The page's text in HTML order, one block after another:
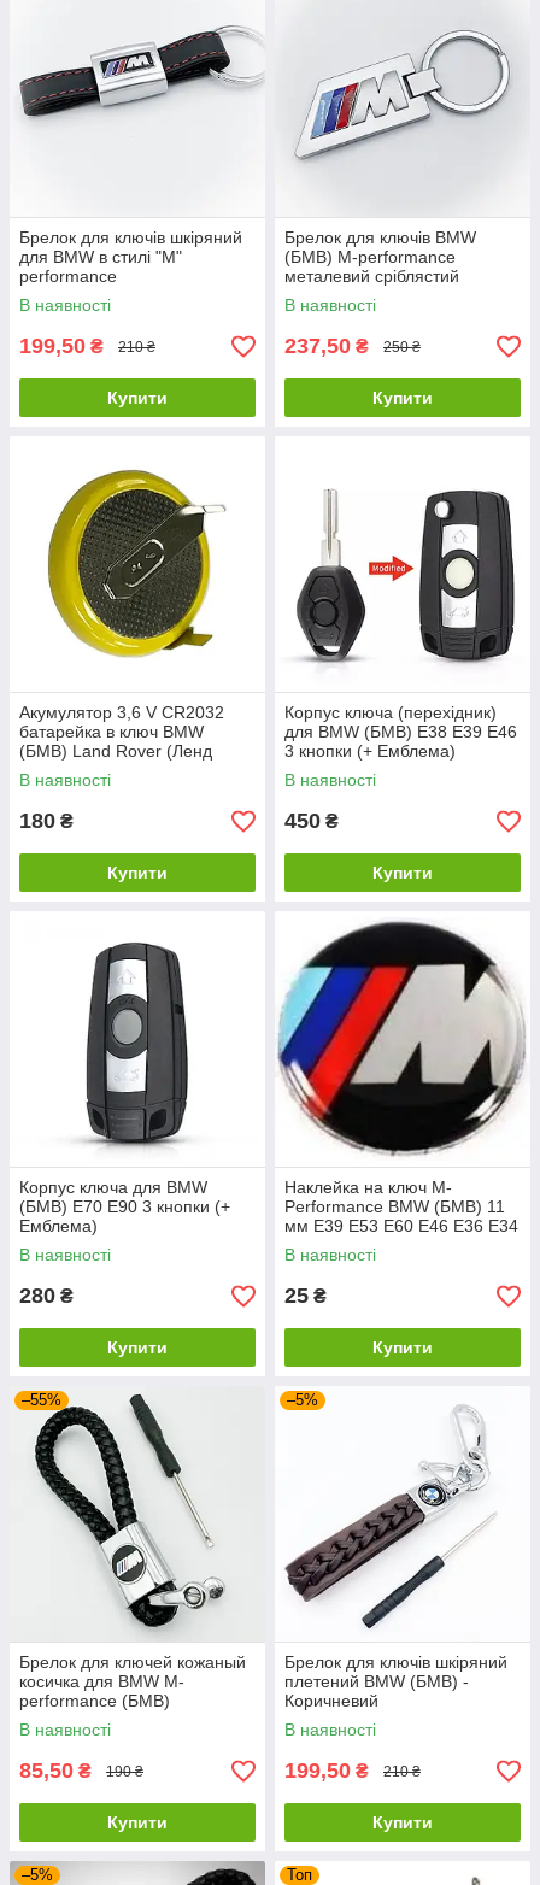
Брелок для ключів шкіряний
для BMW в стилі "M"
performance
В наявності
199,50 ₴ 210 ₴
Купити
Брелок для ключів BMW
(БМВ) M-performance
металевий сріблястий
В наявності
237,50 ₴ 250 ₴
Купити
Акумулятор 3,6 V CR2032
батарейка в ключ BMW
(БМВ) Land Rover (Ленд
Ровер) Range Rover(Ренж
Ровер) - 90 град
В наявності
180 ₴
Купити
Корпус ключа (перехідник)
для BMW (БМВ) E38 E39 E46
3 кнопки (+ Емблема)
В наявності
450 ₴
Купити
Корпус ключа для BMW
(БМВ) E70 E90 3 кнопки (+
Емблема)
В наявності
280 ₴
Купити
Наклейка на ключ M-
Performance BMW (БМВ) 11
мм E39 E53 E60 E46 E36 E34
E90 E65 E66 E70
В наявності
25 ₴
Купити
–55%
Брелок для ключей кожаный
косичка для BMW M-
performance (БМВ)
В наявності
85,50 ₴ 190 ₴
Купити
–5%
Брелок для ключів шкіряний
плетений BMW (БМВ) -
Коричневий
В наявності
199,50 ₴ 210 ₴
Купити
–5% Топ